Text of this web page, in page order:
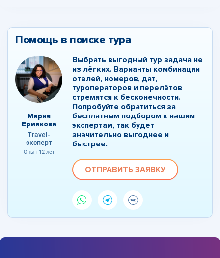
Помощь в поиске тура
Мария
Ермакова
Travel-
эксперт
Опыт 12 лет
Выбрать выгодный тур задача не
из лёгких. Варианты комбинации
отелей, номеров, дат,
туроператоров и перелётов
стремятся к бесконечности.
Попробуйте обратиться за
бесплатным подбором к нашим
экспертам, так будет
значительно выгоднее и
быстрее.
ОТПРАВИТЬ ЗАЯВКУ